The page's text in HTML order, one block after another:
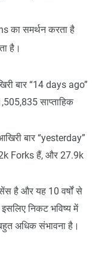
का समर्थन करता है
है।
बार “14 days ago”
साप्ताहिक
बार “yesterday”
Forks हैं, और 27.9k
है और यह 10 वर्षों से
निकट भविष्य में
अधिक संभावना है।